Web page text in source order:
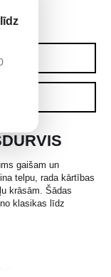
gaišam un
telpu, rada kārtības
krāsām. Šādas
klasikas līdz